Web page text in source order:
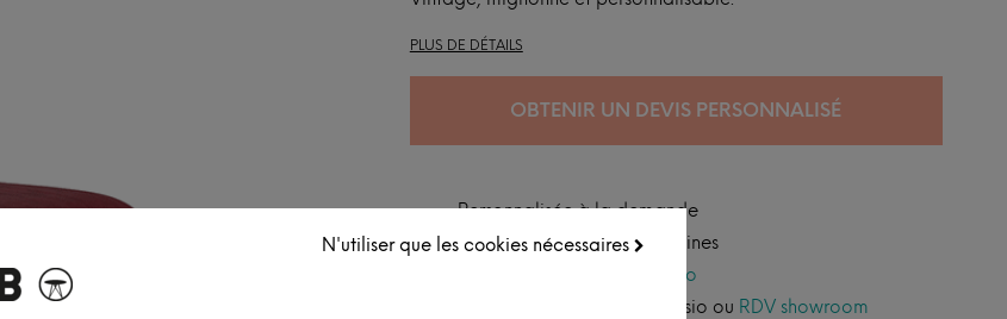
N'utiliser que les cookies nécessaires
PLUS DE DÉTAILS
OBTENIR UN DEVIS PERSONNALISÉ
Personnalisée à la demande
Expédition sous 6 à 8 semaines
service pro
Conseil personnalisé par visio ou RDV showroom